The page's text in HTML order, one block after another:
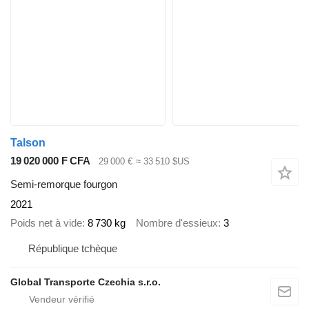
Talson
19 020 000 F CFA
29 000 € ≈ 33 510 $US
Semi-remorque fourgon
2021
Poids net à vide 8 730 kg Nombre d'essieux 3
République tchèque
Global Transporte Czechia s.r.o.